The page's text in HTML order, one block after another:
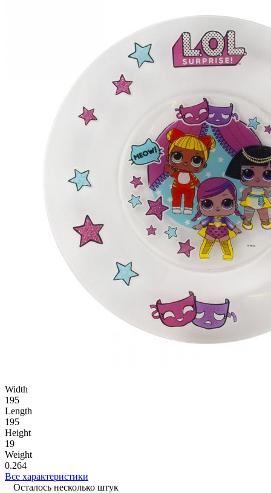
Width
195
Length
195
Height
19
Weight
0.264
Все характеристики
Осталось несколько штук